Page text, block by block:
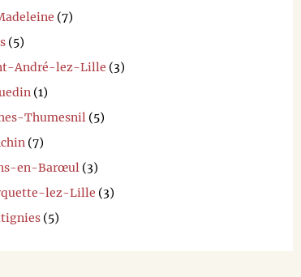
(7)
(5)
André-lez-Lille (3)
(1)
Thumesnil (5)
(7)
en-Barœul (3)
lez-Lille (3)
(5)